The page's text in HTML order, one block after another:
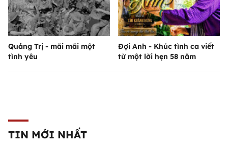
Quảng Trị - mãi mãi một
tình yêu
Đợi Anh - Khúc tình ca viết
từ một lời hẹn 58 năm
TIN MỚI NHẤT